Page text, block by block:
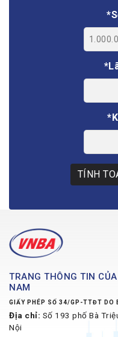
TÍNH
TRANG THÔNG TIN
NAM
GIẤY PHÉP SỐ 34/GP-TTĐT DO
Địa chỉ: Số 193 phố Bà
Nội